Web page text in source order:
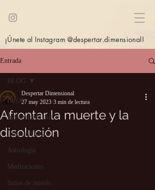
¡Únete al Instagram @despertar.dimensional!
Entrada
BLOG
Información útil
Eventos/Cursos
Astrología
Meditaciones
Sitios de interés
BLOG
Afrontar la muerte y la
disolución
Despertar Dimensional
27 may 2023 3 min de lectura